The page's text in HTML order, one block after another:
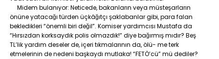
Midem bulanıyor: Neticede, bakanların veya müsteşarların
önüne yatacağı türden üçkâğıtçı şaklabanlar gibi, para falan
bekledikleri “önemli biri değil”. Komiser yardımcısı Mustafa da
“Hırsızdan korksaydık polis olmazdık!” diye bağırmış mıdır? Beş
TL’lik yardım deseler de, içeri tıkmalarının da, ölü- me terk
etmelerinin de nedeni başkaydı mutlaka! “FETÖ’cü” mü dediler?